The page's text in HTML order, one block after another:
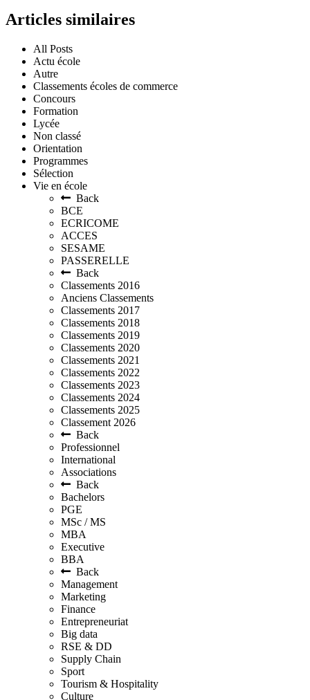
Articles similaires
All Posts
Actu école
Autre
Classements écoles de commerce
Concours
Formation
Lycée
Non classé
Orientation
Programmes
Sélection
Vie en école
Back
BCE
ECRICOME
ACCES
SESAME
PASSERELLE
Back
Classements 2016
Anciens Classements
Classements 2017
Classements 2018
Classements 2019
Classements 2020
Classements 2021
Classements 2022
Classements 2023
Classements 2024
Classements 2025
Classement 2026
Back
Professionnel
International
Associations
Back
Bachelors
PGE
MSc / MS
MBA
Executive
BBA
Back
Management
Marketing
Finance
Entrepreneuriat
Big data
RSE & DD
Supply Chain
Sport
Tourism & Hospitality
Culture